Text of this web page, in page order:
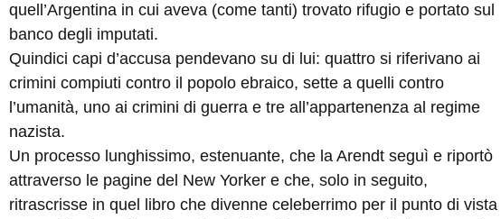
quell’Argentina in cui aveva (come tanti) trovato rifugio e portato sul
banco degli imputati.
Quindici capi d’accusa pendevano su di lui: quattro si riferivano ai
crimini compiuti contro il popolo ebraico, sette a quelli contro
l’umanità, uno ai crimini di guerra e tre all’appartenenza al regime
nazista.
Un processo lunghissimo, estenuante, che la Arendt seguì e riportò
attraverso le pagine del New Yorker e che, solo in seguito,
ritrascrisse in quel libro che divenne celeberrimo per il punto di vista